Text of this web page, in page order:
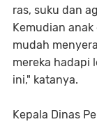
ras, suku dan
Kemudian
mudah
mereka hadapi
ini," katanya.
Kepala Dinas